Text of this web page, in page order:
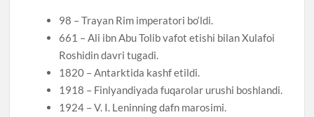
98 – Trayan Rim imperatori bo‘ldi.
661 – Ali ibn Abu Tolib vafot etishi bilan Xulafoi
Roshidin davri tugadi.
1820 – Antarktida kashf etildi.
1918 – Finlyandiyada fuqarolar urushi boshlandi.
1924 – V. I. Leninning dafn marosimi.